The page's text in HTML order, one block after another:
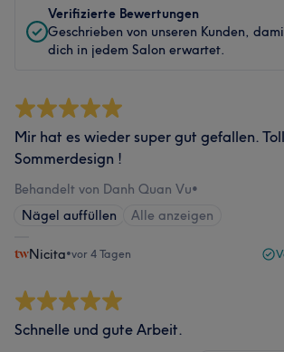
Verifizierte Bewertungen
Geschrieben von unseren Kunden,
dich in jedem Salon erwartet.
Mir hat es wieder super gut gefallen.
Sommerdesign !
Behandelt von Danh Quan Vu•
Nägel auffüllen
Alle anzeigen
Nicita•vor 4 Tagen
Schnelle und gute Arbeit.